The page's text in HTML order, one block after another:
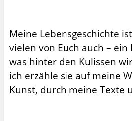
Meine Lebensgeschichte
vielen von Euch auch – ein
was hinter den Kulissen
ich erzähle sie auf meine
Kunst, durch meine Texte